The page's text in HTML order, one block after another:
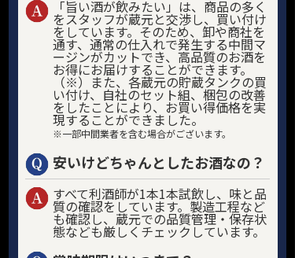
「旨い酒が飲みたい」は、商品の多く
をスタッフが蔵元と交渉し、買い付け
をしています。そのため、卸や商社を
通す、通常の仕入れで発生する中間マ
ージンがカットでき、高品質のお酒を
お得にお届けすることができます。
（※）また、各蔵元の貯蔵タンクの買
い付け、自社のセット組、梱包の改善
をしたことにより、お買い得価格を実
現することができました。
※一部中間業者を含む場合がございます。
安いけどちゃんとしたお酒なの？
すべて利酒師が1本1本試飲し、味と品
質の確認をしています。製造工程など
も確認し、蔵元での品質管理・保存状
態なども厳しくチェックしています。